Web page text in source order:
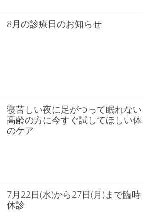
8月の診療日のお知らせ
寝苦しい夜に足がつって眠れない
高齢の方に今すぐ試してほしい体
のケア
7月22日(水)から27日(月)まで臨時
休診